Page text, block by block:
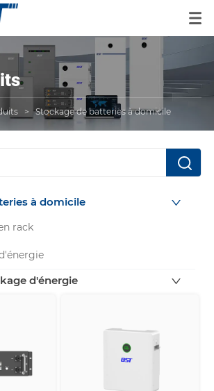
> Stockage de batteries à domicile
à domicile
rack
d'énergie